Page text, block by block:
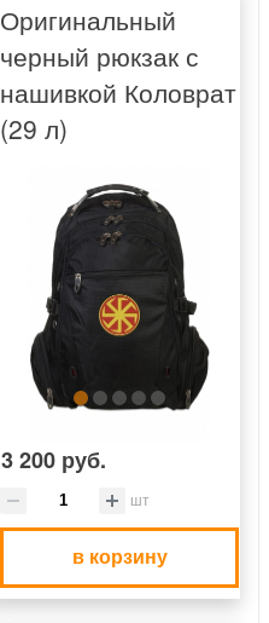
Оригинальный
черный рюкзак с
нашивкой Коловрат
(29 л)
3 200 руб.
шт
в корзину